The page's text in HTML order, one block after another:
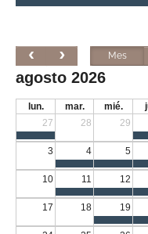
Mes
agosto 2026
lun. mar. mié.
27
28 29
3 4 5
10 11 12
17 18 19